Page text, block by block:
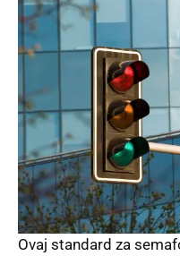
Ovaj standard za